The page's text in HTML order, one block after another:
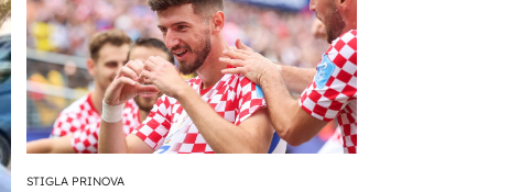
STIGLA PRINOVA